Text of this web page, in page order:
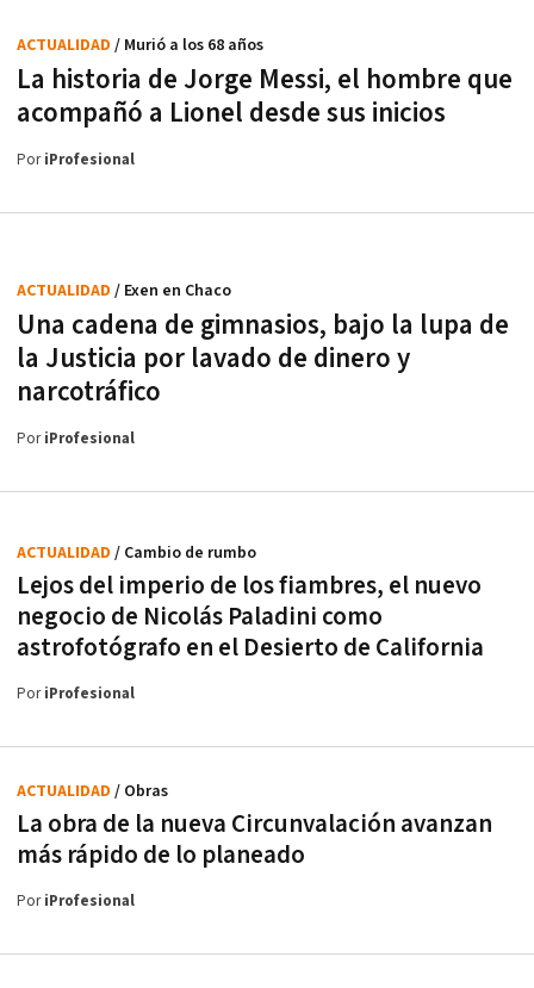
La historia de Jorge Messi, el hombre que
acompañó a Lionel desde sus inicios
ACTUALIDAD / Murió a los 68 años
PoriProfesional
Una cadena de gimnasios, bajo la lupa de
la Justicia por lavado de dinero y
narcotráfico
ACTUALIDAD / Exen en Chaco
PoriProfesional
Lejos del imperio de los fiambres, el nuevo
negocio de Nicolás Paladini como
astrofotógrafo en el Desierto de California
ACTUALIDAD / Cambio de rumbo
PoriProfesional
La obra de la nueva Circunvalación avanzan
más rápido de lo planeado
ACTUALIDAD / Obras
PoriProfesional